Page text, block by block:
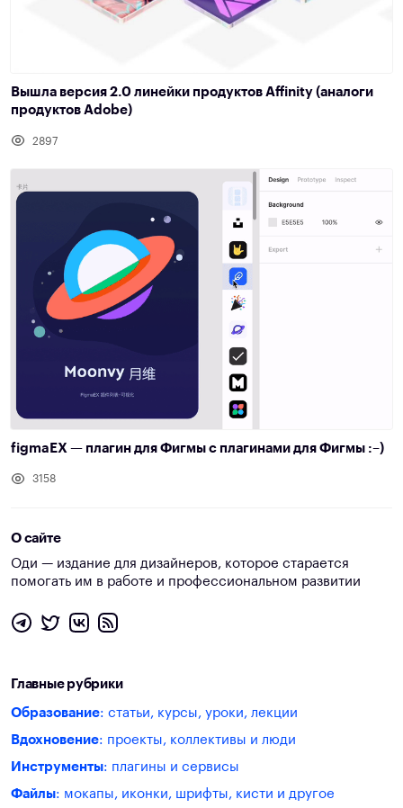
Вышла версия 2.0 линейки продуктов Affinity (аналоги
продуктов Adobe)
2897
figmaEX — плагин для Фигмы с плагинами для Фигмы :–)
3158
О сайте
Оди — издание для дизайнеров, которое старается
помогать им в работе и профессиональном развитии
Главные рубрики
Образование: статьи, курсы, уроки, лекции
Вдохновение: проекты, коллективы и люди
Инструменты: плагины и сервисы
Файлы: мокапы, иконки, шрифты, кисти и другое